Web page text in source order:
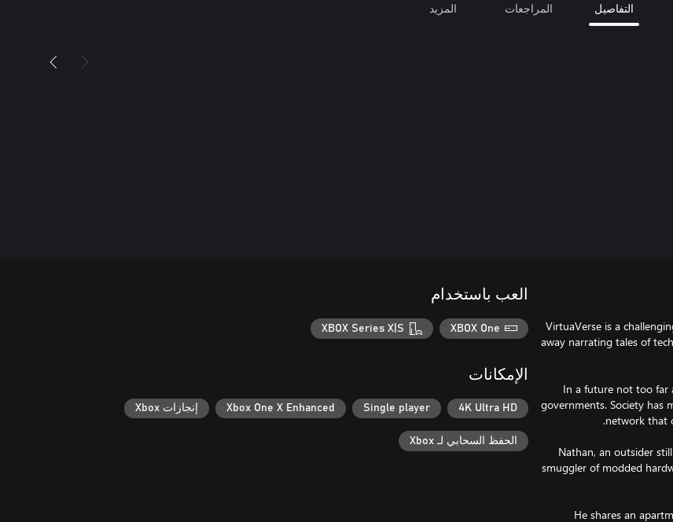
التفاصيل المراجعات المزيد
VirtuaVerse is a
away narrating tales of
"In a future not too far
governments. Society has
Nathan, an outsider
smuggler of modded
He shares an
العب باستخدام
XBOX One
XBOX Series X|S
الإمكانات
4K Ultra HD
Single player
Xbox One X Enhanced إنجازات Xbox
الحفظ السحابي لـ Xbox